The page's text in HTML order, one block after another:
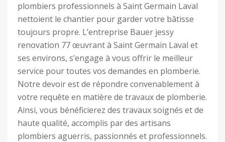
plombiers professionnels à Saint Germain Laval
nettoient le chantier pour garder votre bâtisse
toujours propre. L’entreprise Bauer jessy
renovation 77 œuvrant à Saint Germain Laval et
ses environs, s’engage à vous offrir le meilleur
service pour toutes vos demandes en plomberie.
Notre devoir est de répondre convenablement à
votre requête en matière de travaux de plomberie.
Ainsi, vous bénéficierez des travaux soignés et de
haute qualité, accomplis par des artisans
plombiers aguerris, passionnés et professionnels.